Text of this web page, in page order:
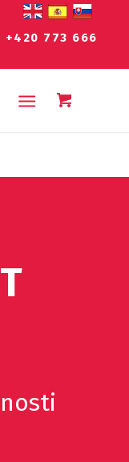
+420 773 666